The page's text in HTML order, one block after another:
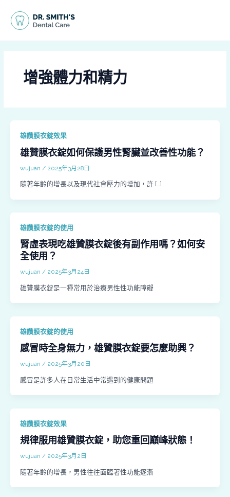
增強體力和精力
雄讚膜衣錠效果
雄贊膜衣錠如何保護男性腎臟並改善性功能？
wujuan / 2025年3月28日
隨著年齡的增長以及現代社會壓力的增加，許 […]
雄讚膜衣錠的使用
腎虛表現吃雄贊膜衣錠後有副作用嗎？如何安
全使用？
wujuan / 2025年3月24日
雄贊膜衣錠是一種常用於治療男性性功能障礙
雄讚膜衣錠的使用
感冒時全身無力，雄贊膜衣錠要怎麼助興？
wujuan / 2025年3月20日
感冒是許多人在日常生活中常遇到的健康問題
雄讚膜衣錠效果
規律服用雄贊膜衣錠，助您重回巔峰狀態！
wujuan / 2025年3月2日
隨著年齡的增長，男性往往面臨著性功能逐漸